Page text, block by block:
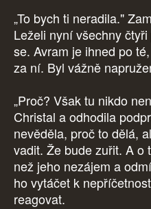
„To bych ti neradila."
Leželi nyní všechny
se. Avram je ihned po
za ní. Byl vážně
„Proč? Však tu nikdo
Christal a odhodila
nevěděla, proč to dělá,
vadit. Že bude zuřit. A o
než jeho nezájem a
ho vytáčet k
reagovat.